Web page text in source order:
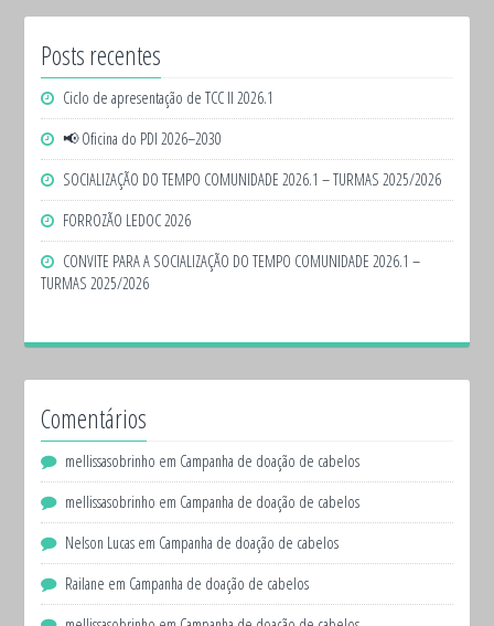
Posts recentes
Ciclo de apresentação de TCC II 2026.1
📢 Oficina do PDI 2026–2030
SOCIALIZAÇÃO DO TEMPO COMUNIDADE 2026.1 – TURMAS 2025/2026
FORROZÃO LEDOC 2026
CONVITE PARA A SOCIALIZAÇÃO DO TEMPO COMUNIDADE 2026.1 –
TURMAS 2025/2026
Comentários
mellissasobrinho em Campanha de doação de cabelos
mellissasobrinho em Campanha de doação de cabelos
Nelson Lucas em Campanha de doação de cabelos
Railane em Campanha de doação de cabelos